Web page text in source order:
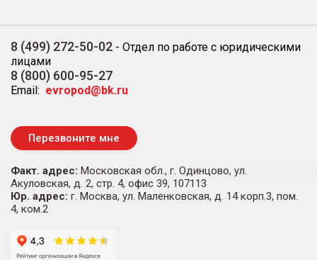
8 (499) 272-50-02 - Отдел по работе с юридическими
лицами
8 (800) 600-95-27
Email: evropod@bk.ru
Перезвоните мне
Факт. адрес: Московская обл., г. Одинцово, ул.
Акуловская, д. 2, стр. 4, офис 39, 107113
Юр. адрес: г. Москва, ул. Маленковская, д. 14 корп.3, пом.
4, ком.2